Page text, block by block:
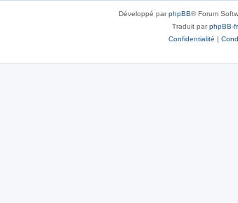
Développé parphpBB® Forum
Traduit parphpBB-
Confidentialité |